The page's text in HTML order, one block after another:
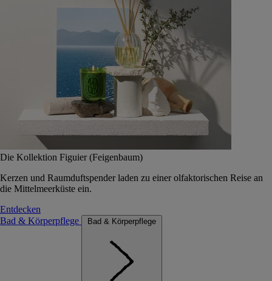
Die Kollektion Figuier (Feigenbaum)
Kerzen und Raumduftspender laden zu einer olfaktorischen Reise an
die Mittelmeerküste ein.
Entdecken
Bad & Körperpflege
Bad & Körperpflege